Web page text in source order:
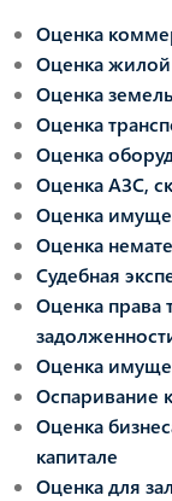
Оценка
Оценка
Оценка
Оценка
Оценка
Оценка АЗС,
Оценка
Оценка
Судебная
Оценка права
Оценка
Оспаривание
Оценка
капитале
Оценка для